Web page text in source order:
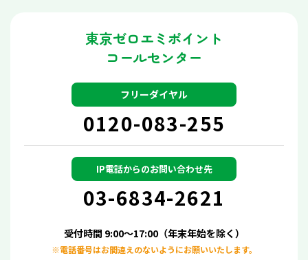
東京ゼロエミポイント
コールセンター
フリーダイヤル
0120-083-255
IP電話からのお問い合わせ先
03-6834-2621
受付時間 9:00～17:00（年末年始を除く）
※電話番号はお間違えのないようにお願いいたします。